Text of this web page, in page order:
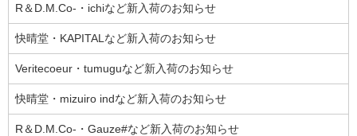
R＆D.M.Co-・ichiなど新入荷のお知らせ
快晴堂・KAPITALなど新入荷のお知らせ
Veritecoeur・tumuguなど新入荷のお知らせ
快晴堂・mizuiro indなど新入荷のお知らせ
R＆D.M.Co-・Gauze#など新入荷のお知らせ